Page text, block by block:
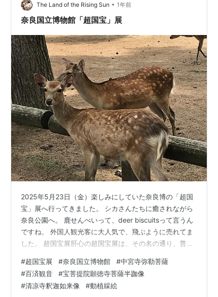
The Land of the Rising Sun • 1年前
奈良国立博物館「超国宝」展
2025年5月23日（金）楽しみにしていた奈良博の「超国
宝」展へ行ってきました。 シカさんたちに癒されながら
奈良公園へ。 鹿せんべいって、deer biscuitsって言うん
ですね。 外国人観光客に大人気で、飛ぶように売れてま
した。 超国宝展肝心の超国宝展は、その名の通り、普通
ールスター勢ぞろいの超豪華な展覧会でした！ 綺羅星の
ごとく輝く名品の数々に目がくらみそうになりながら、
閉館まで4時間かけて鑑賞。照明の暗さが難点でしたが、
#超国宝展 #奈良国立博物館 #中宮寺弥勒菩薩
#百済観音 #宝菩提院願徳寺菩薩半跏像
#清凉寺釈迦如来像 #動植綵絵